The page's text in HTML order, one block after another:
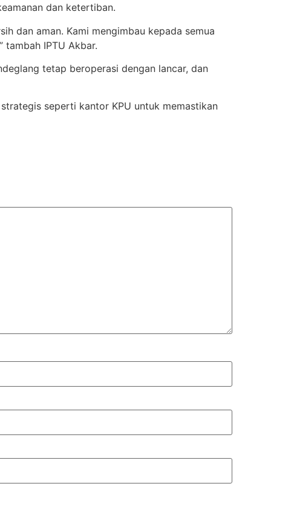
dan ketertiban.
dan aman. Kami mengimbau kepada semua
IPTU Akbar.
tetap beroperasi dengan lancar, dan
seperti kantor KPU untuk memastikan